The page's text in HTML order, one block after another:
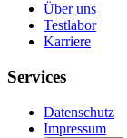
Über uns
Testlabor
Karriere
Services
Datenschutz
Impressum